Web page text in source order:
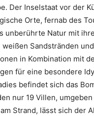
Der Inselstaat vor der
Orte, fernab des
unberührte Natur mit
weißen Sandstränden
in Kombination mit
für eine besondere
befindet sich das
nur 19 Villen,
Strand, lässt sich der